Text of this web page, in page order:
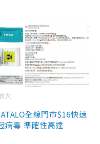
大
全線門市$16快速
病毒 準確性高達